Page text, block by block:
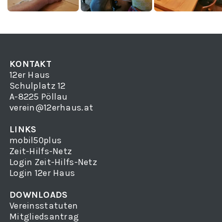
KONTAKT
12er Haus
Schulplatz 12
A-8225 Pöllau
verein@12erhaus.at
LINKS
mobil50plus
Zeit-Hilfs-Netz
Login Zeit-Hilfs-Netz
Login 12er Haus
DOWNLOADS
Vereinsstatuten
Mitgliedsantrag